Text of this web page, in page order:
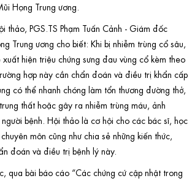
Họng Trung ương.
thảo, PGS.TS Phạm Tuấn Cảnh - Giám đốc
Trung ương cho biết: Khi bị nhiễm trùng cổ sâu,
xuất hiện triệu chứng sưng đau vùng cổ kèm theo
hợp này cần chẩn đoán và điều trị khẩn cấp
có thể nhanh chóng làm tổn thương đường thở,
thất hoặc gây ra nhiễm trùng máu, ảnh
bệnh. Hội thảo là cơ hội cho các bác sĩ, học
môn cũng như chia sẻ những kiến thức,
đoán và điều trị bệnh lý này.
qua bài báo cáo “Các chứng cứ cập nhật trong